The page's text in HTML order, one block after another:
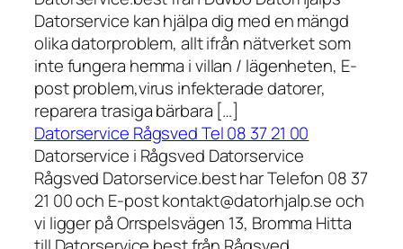
Datorservice kan hjälpa dig med en mängd
olika datorproblem, allt ifrån nätverket som
inte fungera hemma i villan / lägenheten, E-
post problem,virus infekterade datorer,
reparera trasiga bärbara […]
Datorservice Rågsved Tel 08 37 21 00
Datorservice i Rågsved Datorservice
Rågsved Datorservice.best har Telefon 08 37
21 00 och E-post kontakt@datorhjalp.se och
vi ligger på Orrspelsvägen 13, Bromma Hitta